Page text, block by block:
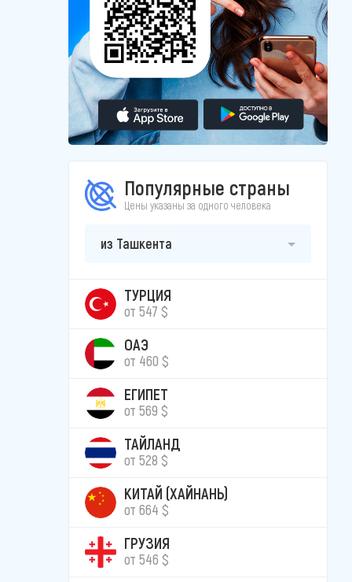
Популярные страны
Цены указаны за одного человека
из Ташкента
ТУРЦИЯ
от 547 $
ОАЭ
от 460 $
ЕГИПЕТ
от 569 $
ТАЙЛАНД
от 528 $
КИТАЙ (ХАЙНАНЬ)
от 664 $
ГРУЗИЯ
от 546 $